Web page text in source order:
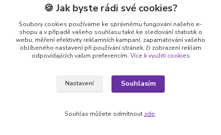
Radka Chamrádová
+420 737 484 708
Výdejna e-shopu: Po-Ne, 8-20 hod.
info@equi-horecky.cz
Frenštát pod Radhoštěm, C 93460 vedená u Krajského soudu v Ostravě
🍪 Jak byste rádi své cookies?
Soubory cookies používáme ke správnému fungování našeho e-
shopu a v případě vašeho souhlasu také ke sledování statistik o
webu, měření efektivity reklamních kampaní, zapamatování vašeho
oblíbeného nastavení při používání stránek, či zobrazení reklam
odpovídajících vašim preferencím. Více k využití cookies
Nastavení Souhlasím
Souhlas můžete odmítnout zde.